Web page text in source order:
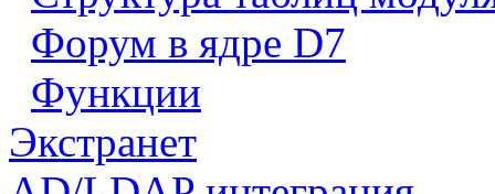
Форум в ядре D7
Функции
Экстранет